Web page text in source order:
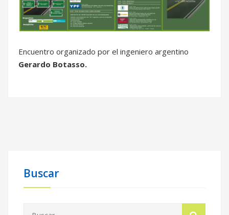
Encuentro organizado por el ingeniero argentino
Gerardo Botasso.
Buscar